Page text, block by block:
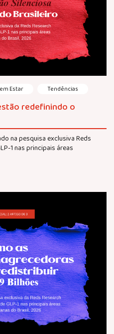
Estar Tendências
redefinindo o
na pesquisa exclusiva Reds
1 nas principais áreas